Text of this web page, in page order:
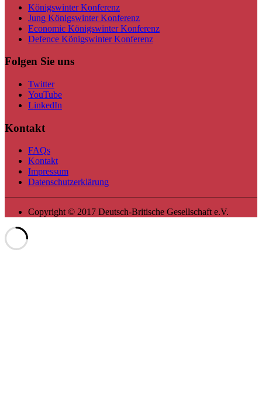
Königswinter Konferenz
Jung Königswinter Konferenz
Economic Königswinter Konferenz
Defence Königswinter Konferenz
Folgen Sie uns
Twitter
YouTube
LinkedIn
Kontakt
FAQs
Kontakt
Impressum
Datenschutzerklärung
Copyright © 2017 Deutsch-Britische Gesellschaft e.V.